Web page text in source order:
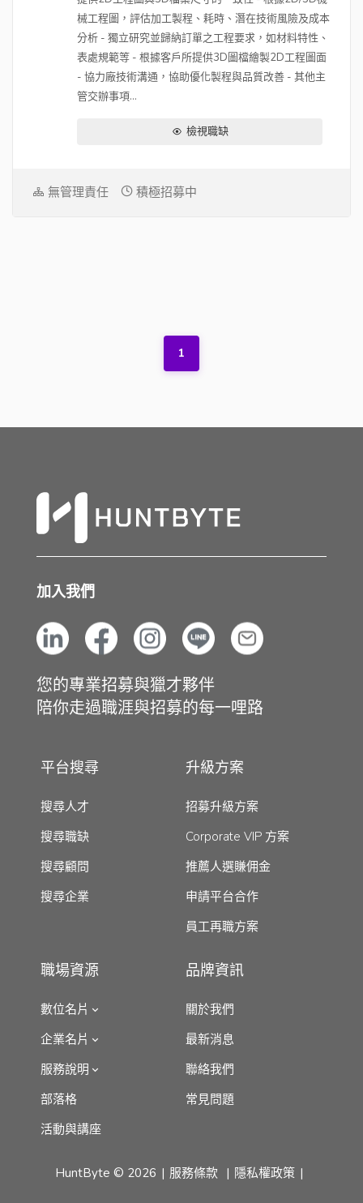
械工程圖，評估加工製程、耗時、潛在技術風險及成本
分析 - 獨立研究並歸納訂單之工程要求，如材料特性、
表處規範等 - 根據客戶所提供3D圖檔繪製2D工程圖面
- 協力廠技術溝通，協助優化製程與品質改善 - 其他主
管交辦事項...
檢視職缺
無管理責任 積極招募中
1
加入我們
您的專業招募與獵才夥伴
陪你走過職涯與招募的每一哩路
平台搜尋
搜尋人才
搜尋職缺
搜尋顧問
搜尋企業
升級方案
招募升級方案
Corporate VIP 方案
推薦人選賺佣金
申請平台合作
員工再職方案
職場資源
數位名片
企業名片
服務說明
部落格
活動與講座
品牌資訊
關於我們
最新消息
聯絡我們
常見問題
HuntByte © 2026 服務條款 隱私權政策